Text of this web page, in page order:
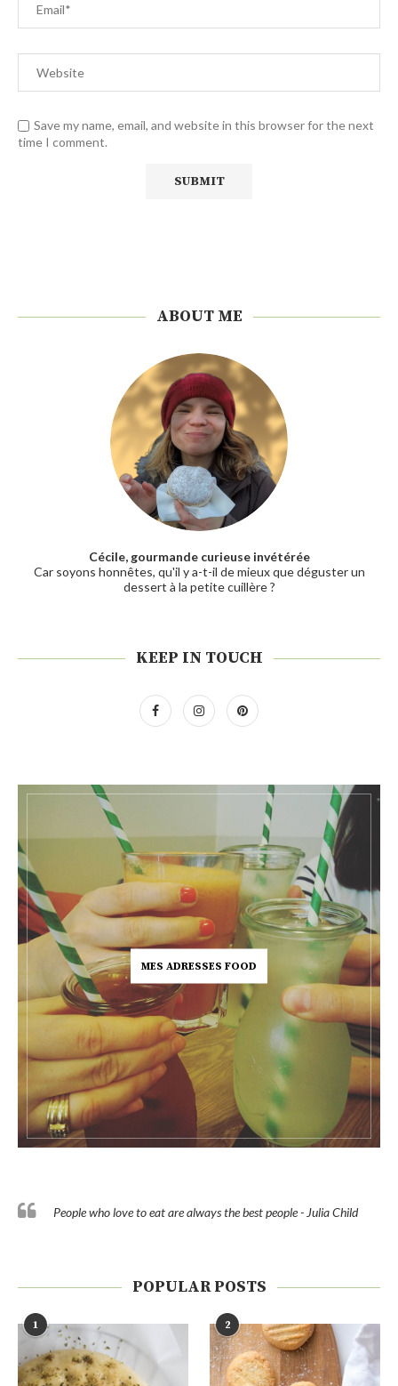
Save my name, email, and website in this browser for the next
time I comment.
ABOUT ME
Cécile, gourmande curieuse invétérée
Car soyons honnêtes, qu'il y a-t-il de mieux que déguster un
dessert à la petite cuillère ?
KEEP IN TOUCH
MES ADRESSES FOOD
People who love to eat are always the best people - Julia Child
POPULAR POSTS
1 2